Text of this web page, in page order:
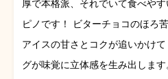
厚で本格派、それでいて食べや
ピノです！ ビターチョコのほろ
アイスの甘さとコクが追いかけ
グが味覚に立体感を生み出しま